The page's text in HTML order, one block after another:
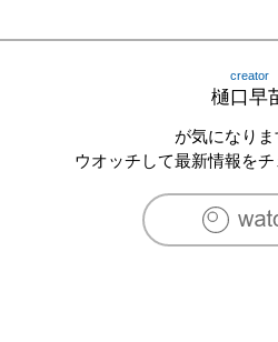
creator
樋口早
が気になりま
ウオッチして最新情報をチ